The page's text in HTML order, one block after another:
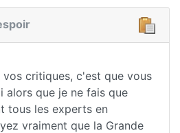
critiques, c'est que vous
alors que je ne fais que
tous les experts en
vraiment que la Grande